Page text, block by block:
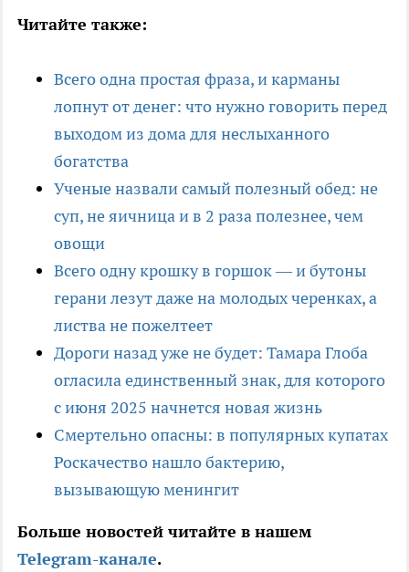
Читайте также:
Всего одна простая фраза, и карманы
лопнут от денег: что нужно говорить перед
выходом из дома для неслыханного
богатства
Ученые назвали самый полезный обед: не
суп, не яичница и в 2 раза полезнее, чем
овощи
Всего одну крошку в горшок — и бутоны
герани лезут даже на молодых черенках, а
листва не пожелтеет
Дороги назад уже не будет: Тамара Глоба
огласила единственный знак, для которого
с июня 2025 начнется новая жизнь
Смертельно опасны: в популярных купатах
Роскачество нашло бактерию,
вызывающую менингит
Больше новостей читайте в нашем
Telegram-канале.